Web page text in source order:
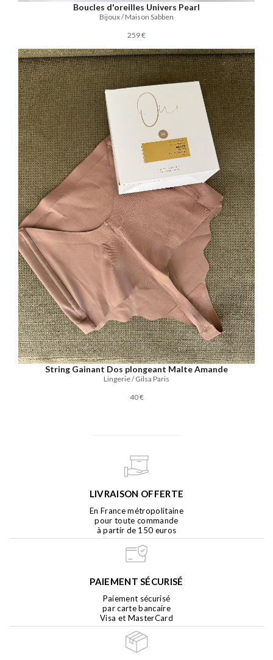
Boucles d'oreilles Univers Pearl
Bijoux / Maison Sabben
259 €
String Gainant Dos plongeant Malte Amande
Lingerie / Gilsa Paris
40 €
LIVRAISON OFFERTE
En France métropolitaine
pour toute commande
à partir de 150 euros
PAIEMENT SÉCURISÉ
Paiement sécurisé
par carte bancaire
Visa et MasterCard